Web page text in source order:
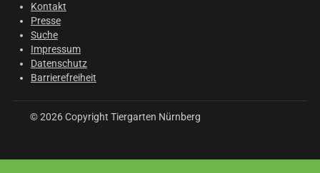
Kontakt
Presse
Suche
Impressum
Datenschutz
Barrierefreiheit
© 2026 Copyright Tiergarten Nürnberg